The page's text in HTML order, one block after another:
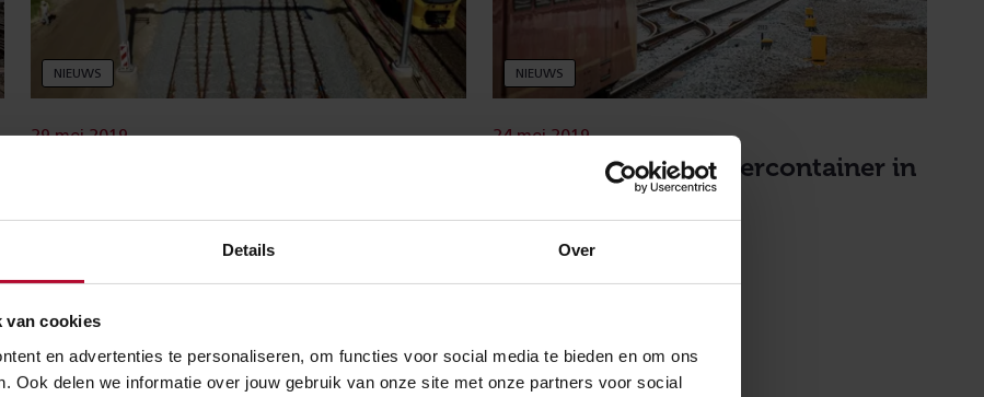
Details Over
van cookies
en advertenties te personaliseren, om functies voor social media te bieden en om ons
Ook delen we informatie over jouw gebruik van onze site met onze partners voor social
NIEUWS
29 mei 2019
NIEUWS
Bezoek de Spoorlopercontainer in
24 mei 2019